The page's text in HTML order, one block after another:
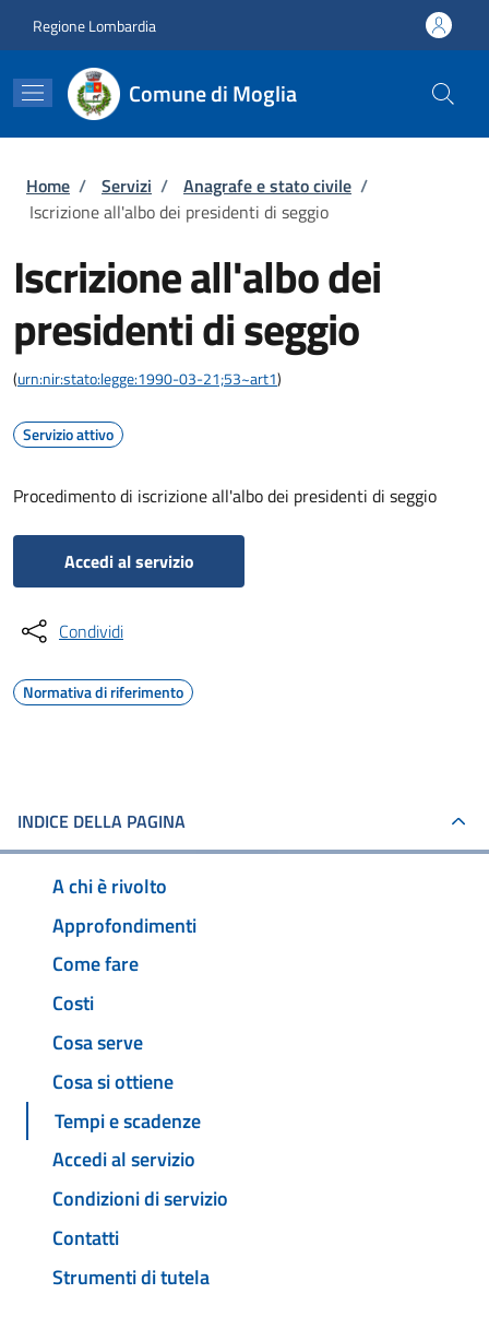
Regione Lombardia
Comune di Moglia
Briciole di pane
Home / Servizi / Anagrafe e stato civile /
Iscrizione all'albo dei presidenti di seggio
Iscrizione all'albo dei
presidenti di seggio
(urn:nir:stato:legge:1990-03-21;53~art1)
Servizio attivo
Procedimento di iscrizione all'albo dei presidenti di seggio
Accedi al servizio
Condividi
Normativa di riferimento
INDICE DELLA PAGINA
A chi è rivolto
Approfondimenti
Come fare
Costi
Cosa serve
Cosa si ottiene
Tempi e scadenze
Accedi al servizio
Condizioni di servizio
Contatti
Strumenti di tutela